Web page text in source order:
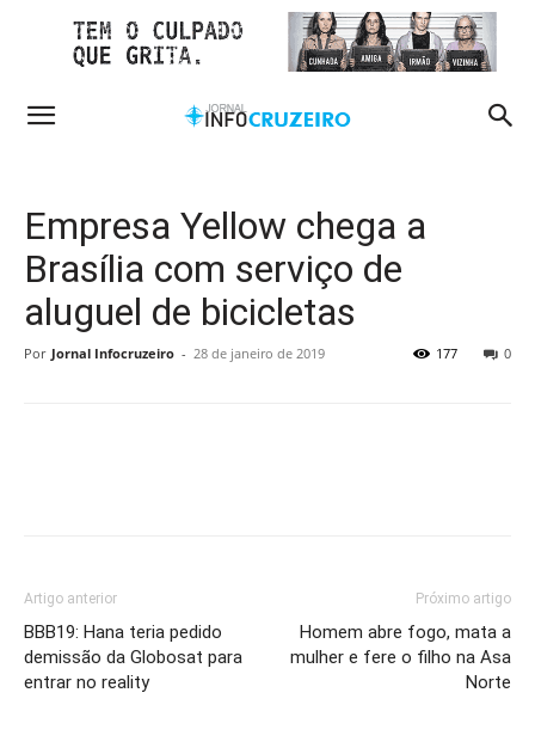
Empresa Yellow chega a
Brasília com serviço de
aluguel de bicicletas
Por Jornal Infocruzeiro - 28 de janeiro de 2019 0
177
Artigo anterior
BBB19: Hana teria pedido
demissão da Globosat para
entrar no reality
Próximo artigo
Homem abre fogo, mata a
mulher e fere o filho na Asa
Norte